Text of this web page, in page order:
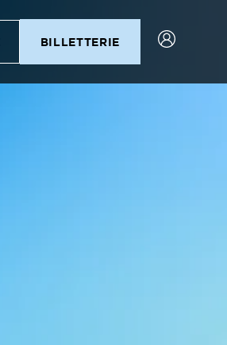
BILLETTERIE